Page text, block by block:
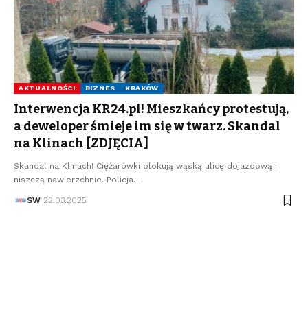
AKTUALNOŚCI BIZNES KRAKÓW
Interwencja KR24.pl! Mieszkańcy protestują,
a deweloper śmieje im się w twarz. Skandal
na Klinach [ZDJĘCIA]
Skandal na Klinach! Ciężarówki blokują wąską ulicę dojazdową i
niszczą nawierzchnie. Policja…
SW 22.03.2025